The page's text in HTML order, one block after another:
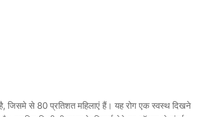
जिसमे से 80 प्रतिशत महिलाएं हैं। यह रोग एक स्वस्थ दिखने